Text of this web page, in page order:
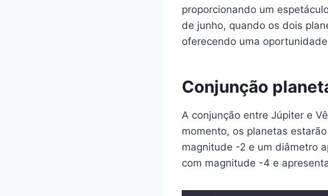
proporcionando um
de junho, quando os dois
oferecendo uma
Conjunção
A conjunção entre Júpiter e
momento, os planetas
magnitude -2 e um diâmetro
com magnitude -4 e